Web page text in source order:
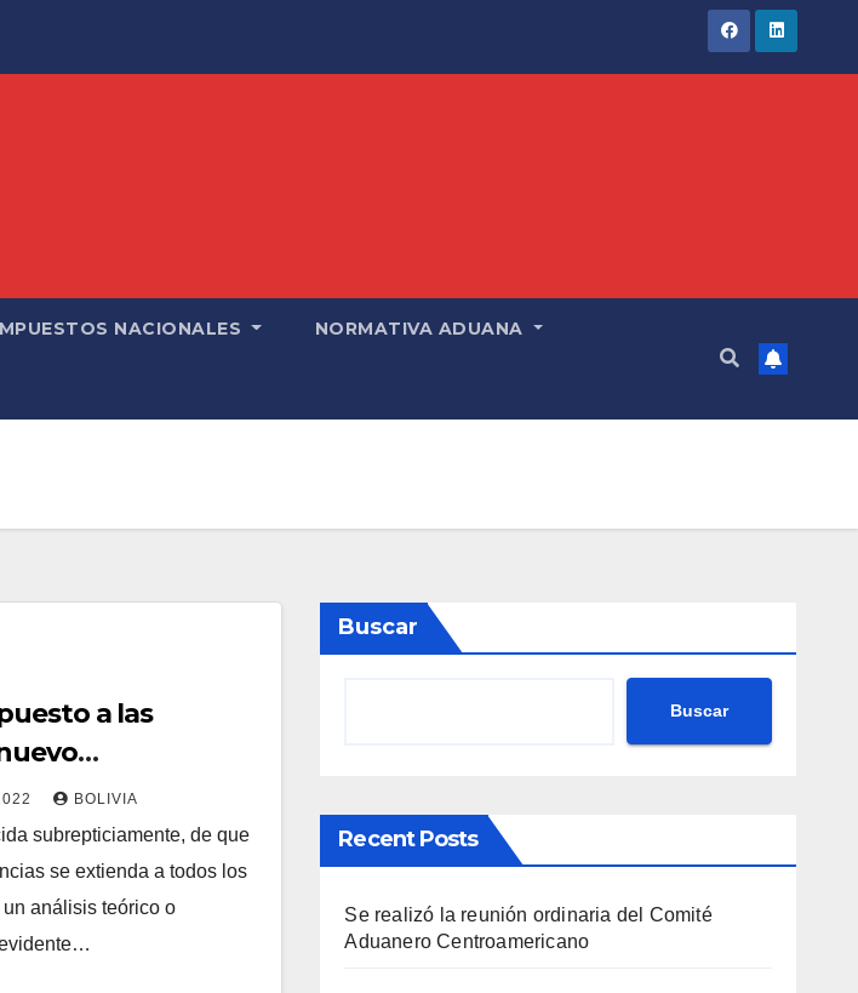
NACIONALES NORMATIVA ADUANA
a las
los jueces
BOLIVIA
subrepticiamente, de que
se extienda a todos los
análisis teórico o
Buscar
Buscar
Recent Posts
Se realizó la reunión ordinaria del Comité
Aduanero Centroamericano